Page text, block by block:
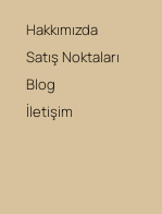
Hakkımızda
Satış Noktaları
Blog
İletişim